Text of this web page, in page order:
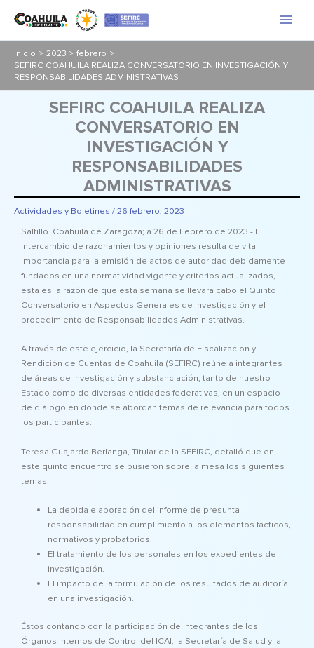
Inicio
2023
febrero
SEFIRC COAHUILA REALIZA CONVERSATORIO EN INVESTIGACIÓN Y
RESPONSABILIDADES ADMINISTRATIVAS
SEFIRC COAHUILA REALIZA
CONVERSATORIO EN
INVESTIGACIÓN Y
RESPONSABILIDADES
ADMINISTRATIVAS
Actividades y Boletines /26 febrero, 2023
Saltillo. Coahuila de Zaragoza; a 26 de Febrero de 2023.- El
intercambio de razonamientos y opiniones resulta de vital
importancia para la emisión de actos de autoridad debidamente
fundados en una normatividad vigente y criterios actualizados,
esta es la razón de que esta semana se llevara cabo el Quinto
Conversatorio en Aspectos Generales de Investigación y el
procedimiento de Responsabilidades Administrativas.
A través de este ejercicio, la Secretaría de Fiscalización y
Rendición de Cuentas de Coahuila (SEFIRC) reúne a integrantes
de áreas de investigación y substanciación, tanto de nuestro
Estado como de diversas entidades federativas, en un espacio
de diálogo en donde se abordan temas de relevancia para todos
los participantes.
Teresa Guajardo Berlanga, Titular de la SEFIRC, detalló que en
este quinto encuentro se pusieron sobre la mesa los siguientes
temas:
La debida elaboración del informe de presunta
responsabilidad en cumplimiento a los elementos fácticos,
normativos y probatorios.
El tratamiento de los personales en los expedientes de
investigación.
El impacto de la formulación de los resultados de auditoría
en una investigación.
Éstos contando con la participación de integrantes de los
Órganos Internos de Control del ICAI, la Secretaría de Salud y la